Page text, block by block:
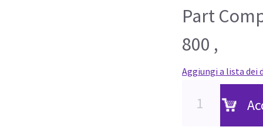
Part
800 ,
Aggiungi a lista dei